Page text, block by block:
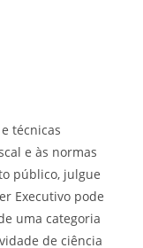
técnicas
e às normas
público, julgue
Executivo pode
uma categoria
de ciência